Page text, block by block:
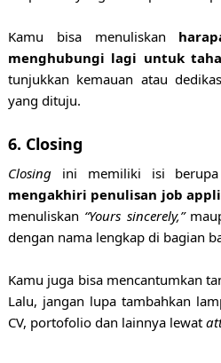
Kamu bisa menuliskan
menghubungi lagi untuk
tunjukkan kemauan atau
yang dituju.
6. Closing
Closingini memiliki isi
mengakhiri penulisan job
menuliskan “Yours sincerely,”
dengan nama lengkap di bagian
Kamu juga bisa mencantumkan
Lalu, jangan lupa tambahkan
CV, portofolio dan lainnya lewat